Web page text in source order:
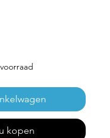
kopen